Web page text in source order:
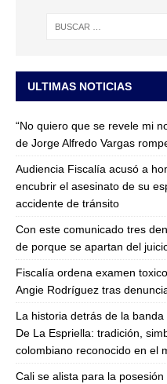
ULTIMAS NOTICIAS
“No quiero que se revele mi
de Jorge Alfredo Vargas
Audiencia Fiscalía acusó a
encubrir el asesinato de su
accidente de tránsito
Con este comunicado tres
de porque se apartan del
Fiscalía ordena examen
Angie Rodríguez tras
La historia detrás de la
De La Espriella: tradición,
colombiano reconocido en el
Cali se alista para la